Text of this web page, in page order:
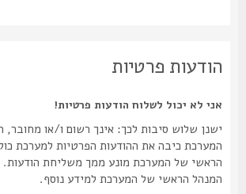
הודעות פרטיות
אני לא יכול לשלוח הודעות פרטיות!
ישנן שלוש סיבות לכך: אינך רשום ו/או מחובר,
המערכת כיבה את ההודעות הפרטיות למערכת כולה,
הראשי של המערכת מונע ממך משליחת הודעות. צור
המנהל הראשי של המערכת למידע נוסף.